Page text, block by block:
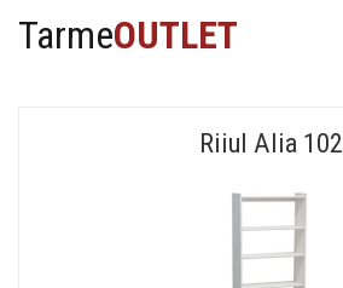
TarmeOUTLET
Riiul Alia 102